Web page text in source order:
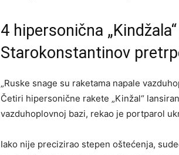
4 hipersonična
Starokonstantinov
„Ruske snage su raketama napale
Četiri hipersonične rakete „Kinžal“
vazduhoplovnoj bazi, rekao je portparol
Iako nije precizirao stepen oštećenja,